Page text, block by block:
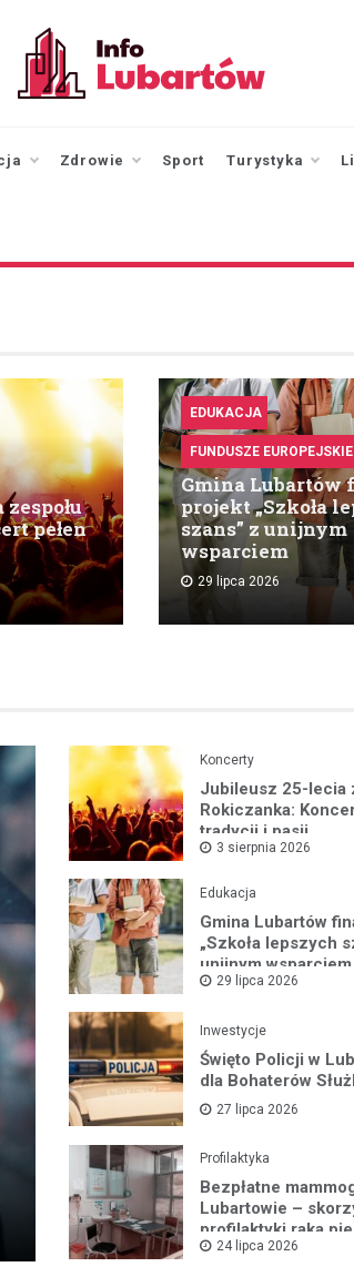
Zdrowie Sport Turystyka
pełen
EDUKACJA
FUNDUSZE EUROPEJSKIE
Gmina Lubartów
projekt „Szkoła
szans” z unijnym
wsparciem
29 lipca 2026
Koncerty
Jubileusz 25-lecia
Rokiczanka:
tradycji i pasji
3 sierpnia 2026
Edukacja
Gmina Lubartów
„Szkoła lepszych
unijnym wsparciem
29 lipca 2026
Inwestycje
Święto Policji w
dla Bohaterów
27 lipca 2026
Profilaktyka
Bezpłatne
Lubartowie –
profilaktyki raka
24 lipca 2026